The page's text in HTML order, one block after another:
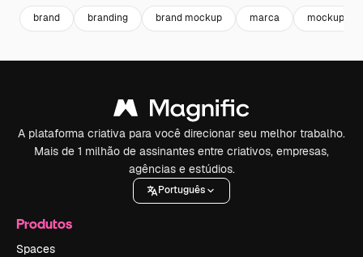
brand branding brand mockup marca mockup
A plataforma criativa para você direcionar seu melhor trabalho.
Mais de 1 milhão de assinantes entre criativos, empresas,
agências e estúdios.
Português
Produtos
Spaces